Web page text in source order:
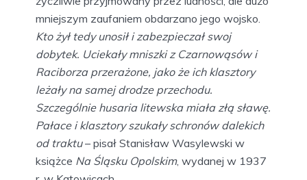
mniejszym zaufaniem obdarzano jego wojsko.
Kto żył tedy unosił i zabezpieczał swoj
dobytek. Uciekały mniszki z Czarnowąsów i
Raciborza przerażone, jako że ich klasztory
leżały na samej drodze przechodu.
Szczególnie husaria litewska miała złą sławę.
Pałace i klasztory szukały schronów dalekich
od traktu– pisał Stanisław Wasylewski w
książce Na Śląsku Opolskim, wydanej w 1937